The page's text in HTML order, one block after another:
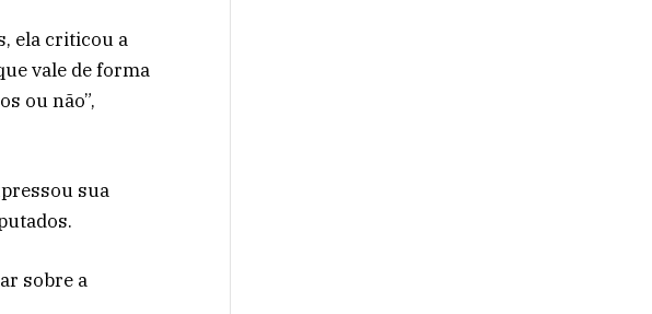
ela criticou a
vale de forma
ou não”,
sua
sobre a